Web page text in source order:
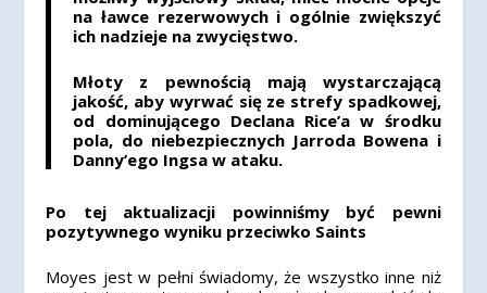
na ławce rezerwowych i ogólnie zwiększyć
ich nadzieje na zwycięstwo.
Młoty z pewnością mają wystarczającą
jakość, aby wyrwać się ze strefy spadkowej,
od dominującego Declana Rice’a w środku
pola, do niebezpiecznych Jarroda Bowena i
Danny’ego Ingsa w ataku.
Po tej aktualizacji powinniśmy być pewni
pozytywnego wyniku przeciwko Saints
Moyes jest w pełni świadomy, że wszystko inne niż